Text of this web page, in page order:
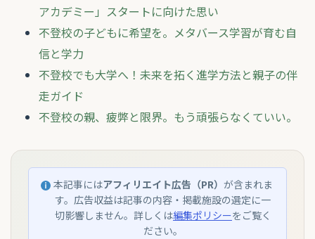
アカデミー」スタートに向けた思い
不登校の子どもに希望を。メタバース学習が育む自
信と学力
不登校でも大学へ！未来を拓く進学方法と親子の伴
走ガイド
不登校の親、疲弊と限界。もう頑張らなくていい。
本記事にはアフィリエイト広告（PR） が含まれま
す。広告収益は記事の内容・掲載施設の選定に一
切影響しません。詳しくは編集ポリシーをご覧く
ださい。